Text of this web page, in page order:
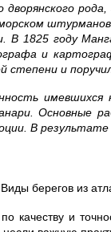
дворянского
В 1825 году
и
и
Основные
В
Виды берегов из
качеству и